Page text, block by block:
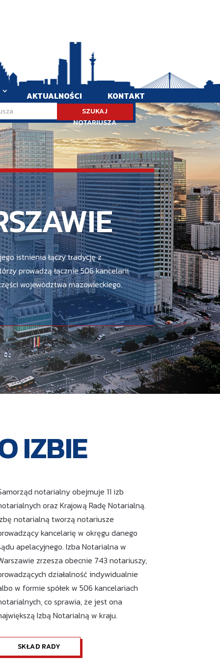
AKTUALNOŚCI KONTAKT
SZUKAJ
NOTARIUSZA
istnienia łączy tradycję z
prowadzą łącznie 506 kancelarii
województwa mazowieckiego.
IZBIE
notarialny obejmuje 11 izb
oraz Krajową Radę Notarialną.
notarialną tworzą notariusze
kancelarię w okręgu danego
apelacyjnego. Izba Notarialna w
zrzesza obecnie 743 notariuszy,
działalność indywidualnie
w formie spółek w 506 kancelariach
co sprawia, że jest ona
Izbą Notarialną w kraju.
SKŁAD RADY